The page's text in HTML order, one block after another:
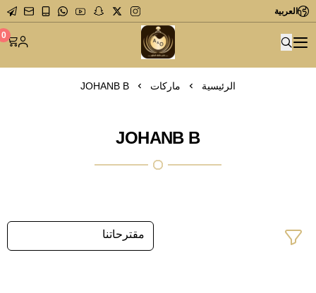
العربية
متجر عاشق العطور 0
الرئيسية ماركات JOHANB B
JOHANB B